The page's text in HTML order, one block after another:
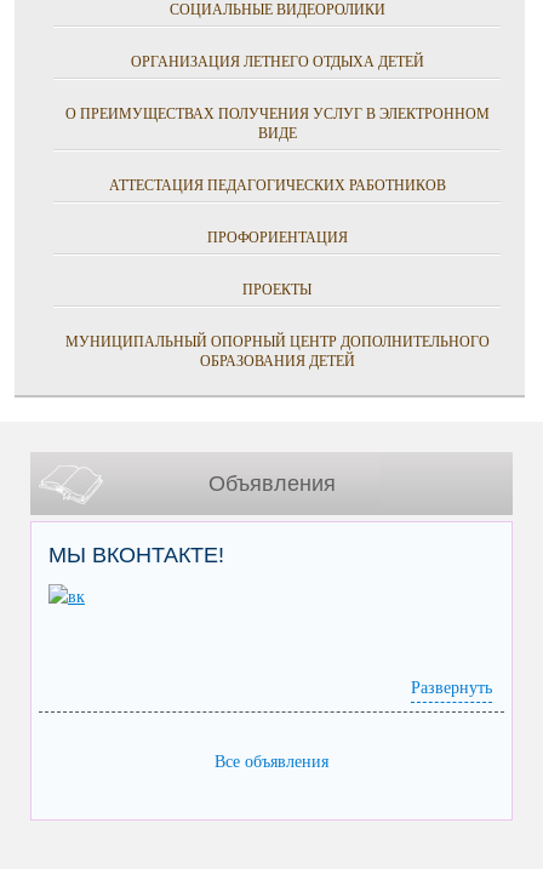
СОЦИАЛЬНЫЕ ВИДЕОРОЛИКИ
ОРГАНИЗАЦИЯ ЛЕТНЕГО ОТДЫХА ДЕТЕЙ
О ПРЕИМУЩЕСТВАХ ПОЛУЧЕНИЯ УСЛУГ В ЭЛЕКТРОННОМ
ВИДЕ
АТТЕСТАЦИЯ ПЕДАГОГИЧЕСКИХ РАБОТНИКОВ
ПРОФОРИЕНТАЦИЯ
ПРОЕКТЫ
МУНИЦИПАЛЬНЫЙ ОПОРНЫЙ ЦЕНТР ДОПОЛНИТЕЛЬНОГО
ОБРАЗОВАНИЯ ДЕТЕЙ
Объявления
МЫ ВКОНТАКТЕ!
Развернуть
Все объявления